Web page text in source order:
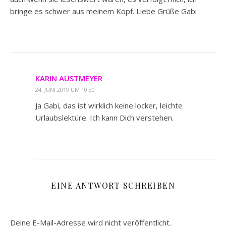
bringe es schwer aus meinem Kopf. Liebe Grüße Gabi
KARIN AUSTMEYER
24. JUNI 2019 UM 10:30
Ja Gabi, das ist wirklich keine locker, leichte
Urlaubslektüre. Ich kann Dich verstehen.
EINE ANTWORT SCHREIBEN
Deine E-Mail-Adresse wird nicht veröffentlicht.